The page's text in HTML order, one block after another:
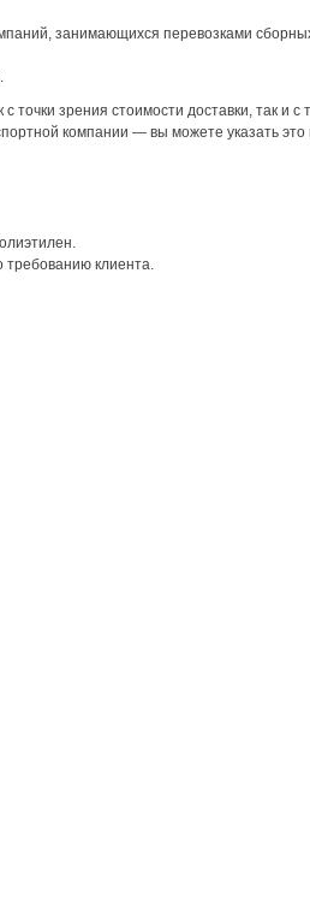
занимающихся перевозками
.
зрения стоимости доставки, так и с
компании — вы можете указать это
требованию клиента.